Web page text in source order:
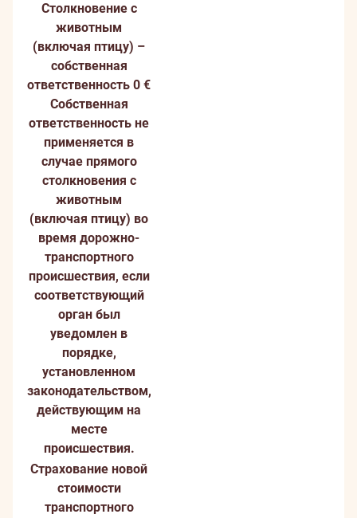
Столкновение с
животным
(включая птицу) –
cобственная
ответственность 0 €
Собственная
ответственность не
применяется в
случае прямого
столкновения с
животным
(включая птицу) во
время дорожно-
транспортного
происшествия, если
соответствующий
орган был
уведомлен в
порядке,
установленном
законодательством,
действующим на
месте
происшествия.
Страхование новой
стоимости
транспортного